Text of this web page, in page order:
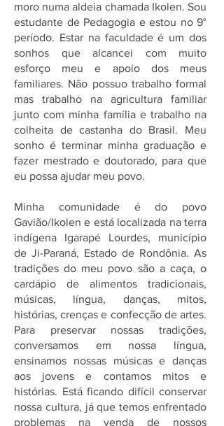
moro numa aldeia chamada Ikolen. Sou
estudante de Pedagogia e estou no 9°
período. Estar na faculdade é um dos
sonhos que alcancei com muito
esforço meu e apoio dos meus
familiares. Não possuo trabalho formal
mas trabalho na agricultura familiar
junto com minha família e trabalho na
colheita de castanha do Brasil. Meu
sonho é terminar minha graduação e
fazer mestrado e doutorado, para que
eu possa ajudar meu povo.
Minha comunidade é do povo
Gavião/Ikolen e está localizada na terra
indígena Igarapé Lourdes, município
de Ji-Paraná, Estado de Rondônia. As
tradições do meu povo são a caça, o
cardápio de alimentos tradicionais,
músicas, língua, danças, mitos,
histórias, crenças e confecção de artes.
Para preservar nossas tradições,
conversamos em nossa língua,
ensinamos nossas músicas e danças
aos jovens e contamos mitos e
histórias. Está ficando difícil conservar
nossa cultura, já que temos enfrentado
problemas na venda de nossos